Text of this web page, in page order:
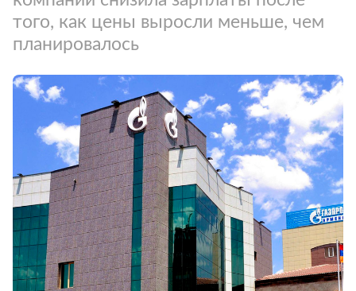
того, как цены выросли меньше, чем
планировалось